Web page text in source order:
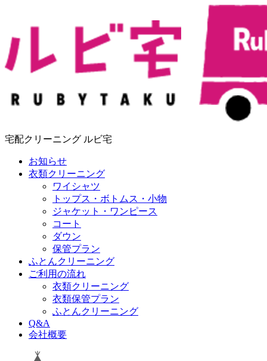
宅配クリーニング ルビ宅
お知らせ
衣類クリーニング
ワイシャツ
トップス・ボトムス・小物
ジャケット・ワンピース
コート
ダウン
保管プラン
ふとんクリーニング
ご利用の流れ
衣類クリーニング
衣類保管プラン
ふとんクリーニング
Q&A
会社概要